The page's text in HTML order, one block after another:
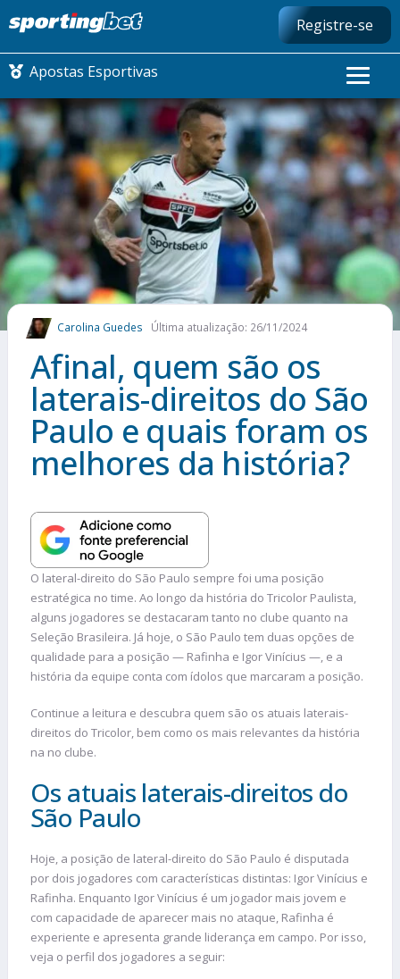
Registre-se
Apostas Esportivas
CONMEBOL LIBERTADORES
FUTEBOL NACIONAL
FUTEBOL INTERNACIONAL
COMO APOSTAR
MAIS ESPORTES
Carolina Guedes Última atualização: 26/11/2024
Afinal, quem são os
laterais-direitos do São
Paulo e quais foram os
melhores da história?
O lateral-direito do São Paulo sempre foi uma posição
estratégica no time. Ao longo da história do Tricolor Paulista,
alguns jogadores se destacaram tanto no clube quanto na
Seleção Brasileira. Já hoje, o São Paulo tem duas opções de
qualidade para a posição — Rafinha e Igor Vinícius —, e a
história da equipe conta com ídolos que marcaram a posição.
Continue a leitura e descubra quem são os atuais laterais-
direitos do Tricolor, bem como os mais relevantes da história
na no clube.
Os atuais laterais-direitos do
São Paulo
Hoje, a posição de lateral-direito do São Paulo é disputada
por dois jogadores com características distintas: Igor Vinícius e
Rafinha. Enquanto Igor Vinícius é um jogador mais jovem e
com capacidade de aparecer mais no ataque, Rafinha é
experiente e apresenta grande liderança em campo. Por isso,
veja o perfil dos jogadores a seguir: